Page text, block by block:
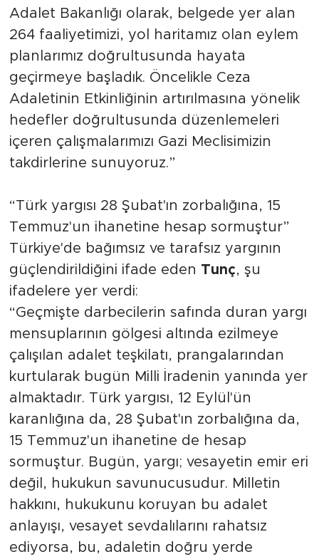
Adalet Bakanlığı olarak, belgede yer alan
264 faaliyetimizi, yol haritamız olan eylem
planlarımız doğrultusunda hayata
geçirmeye başladık. Öncelikle Ceza
Adaletinin Etkinliğinin artırılmasına yönelik
hedefler doğrultusunda düzenlemeleri
içeren çalışmalarımızı Gazi Meclisimizin
takdirlerine sunuyoruz.”
“Türk yargısı 28 Şubat'ın zorbalığına, 15
Temmuz'un ihanetine hesap sormuştur”
Türkiye'de bağımsız ve tarafsız yargının
güçlendirildiğini ifade eden Tunç, şu
ifadelere yer verdi:
“Geçmişte darbecilerin safında duran yargı
mensuplarının gölgesi altında ezilmeye
çalışılan adalet teşkilatı, prangalarından
kurtularak bugün Milli İradenin yanında yer
almaktadır. Türk yargısı, 12 Eylül'ün
karanlığına da, 28 Şubat'ın zorbalığına da,
15 Temmuz'un ihanetine de hesap
sormuştur. Bugün, yargı; vesayetin emir eri
değil, hukukun savunucusudur. Milletin
hakkını, hukukunu koruyan bu adalet
anlayışı, vesayet sevdalılarını rahatsız
ediyorsa, bu, adaletin doğru yerde